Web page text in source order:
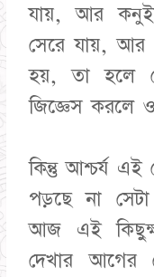
যায়, আর
সেরে যায়, আর
হয়, তা হলে
জিজ্ঞেস করলে
কিন্তু আশ্চর্য
পড়ছে না
আজ এই
দেখার